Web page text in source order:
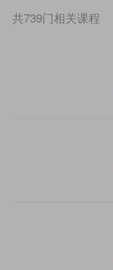
共739门相关课程